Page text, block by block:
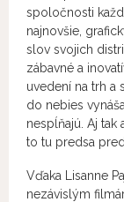
spoločnosti
najnovšie,
slov svojich
zábavné a
uvedení na trh a
do nebies
nespĺňajú. Aj
to tu predsa
Vďaka Lisanne
nezávislým